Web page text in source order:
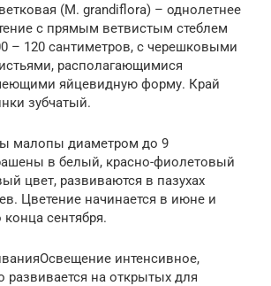
(М. grandiflora) – однолетнее
с прямым ветвистым стеблем
– 120 сантиметров, с черешковыми
располагающимися
яйцевидную форму. Край
зубчатый.
малопы диаметром до 9
в белый, красно-фиолетовый
цвет, развиваются в пазухах
Цветение начинается в июне и
сентября.
интенсивное,
развивается на открытых для